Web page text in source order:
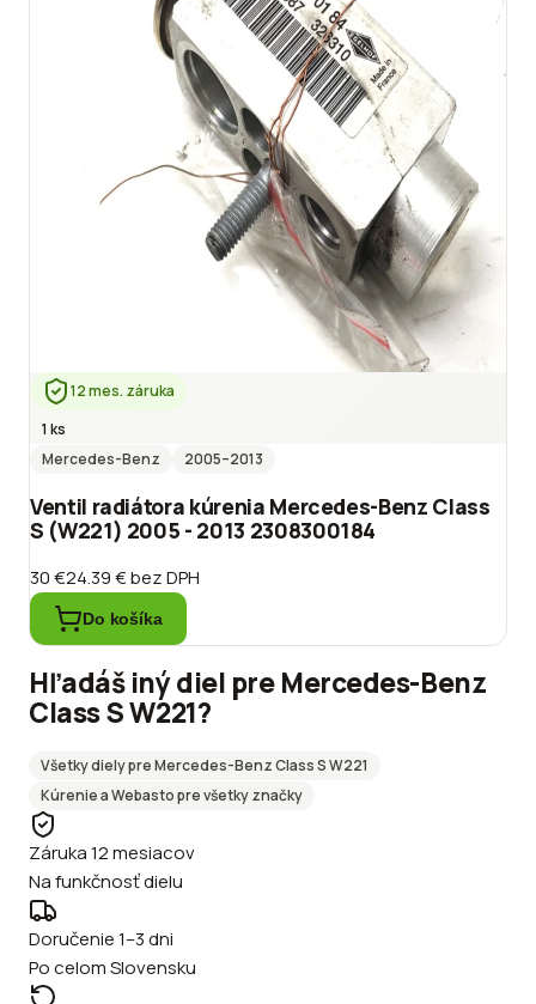
12 mes. záruka
1 ks
Mercedes-Benz
2005–2013
Ventil radiátora kúrenia Mercedes-Benz Class
S (W221) 2005 - 2013 2308300184
30 €24.39 €bez DPH
Do košíka
Hľadáš iný diel pre Mercedes-Benz
Class S W221?
Všetky diely preMercedes-BenzClass S W221
Kúrenie a Webastopre všetky značky
Záruka 12 mesiacov
Na funkčnosť dielu
Doručenie 1–3 dni
Po celom Slovensku